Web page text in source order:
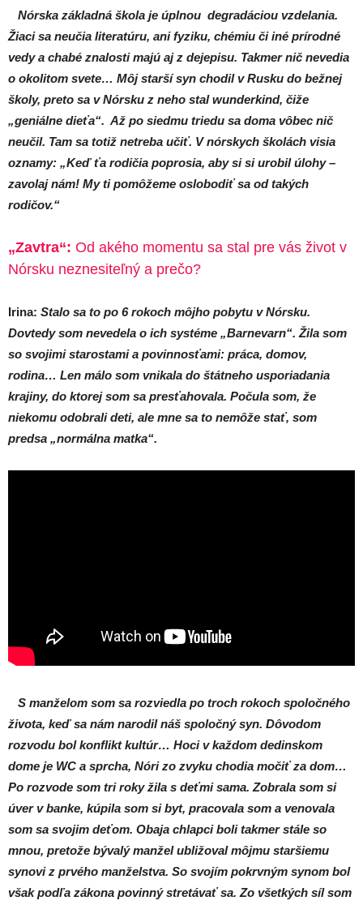
Nórska základná škola je úplnou degradáciou vzdelania.
Žiaci sa neučia literatúru, ani fyziku, chémiu či iné prírodné
vedy a chabé znalosti majú aj z dejepisu. Takmer nič nevedia
o okolitom svete… Môj starší syn chodil v Rusku do bežnej
školy, preto sa v Nórsku z neho stal wunderkind, čiže
„geniálne dieťa“. Až po siedmu triedu sa doma vôbec nič
neučil. Tam sa totiž netreba učiť. V nórskych školách visia
oznamy: „Keď ťa rodičia poprosia, aby si si urobil úlohy –
zavolaj nám! My ti pomôžeme oslobodiť sa od takých
rodičov.“
„Zavtra“: Od akého momentu sa stal pre vás život v
Nórsku neznesiteľný a prečo?
Irina: Stalo sa to po 6 rokoch môjho pobytu v Nórsku.
Dovtedy som nevedela o ich systéme „Barnevarn“. Žila som
so svojimi starostami a povinnosťami: práca, domov,
rodina… Len málo som vnikala do štátneho usporiadania
krajiny, do ktorej som sa presťahovala. Počula som, že
niekomu odobrali deti, ale mne sa to nemôže stať, som
predsa „normálna matka“.
S manželom som sa rozviedla po troch rokoch spoločného
života, keď sa nám narodil náš spoločný syn. Dôvodom
rozvodu bol konflikt kultúr… Hoci v každom dedinskom
dome je WC a sprcha, Nóri zo zvyku chodia močiť za dom…
Po rozvode som tri roky žila s deťmi sama. Zobrala som si
úver v banke, kúpila som si byt, pracovala som a venovala
som sa svojim deťom. Obaja chlapci boli takmer stále so
mnou, pretože bývalý manžel ubližoval môjmu staršiemu
synovi z prvého manželstva. So svojím pokrvným synom bol
však podľa zákona povinný stretávať sa. Zo všetkých síl som